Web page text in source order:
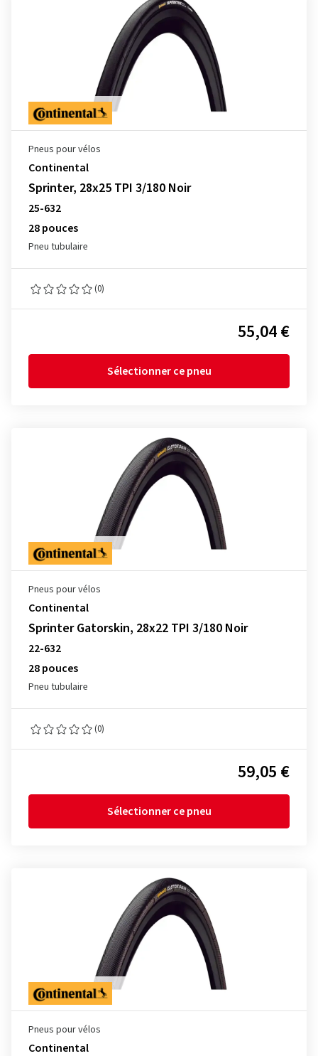
Pneus pour vélos
Continental
Sprinter, 28x25 TPI 3/180 Noir
25-632
28 pouces
Pneu tubulaire
(0)
55,04 €
Sélectionner ce pneu
Pneus pour vélos
Continental
Sprinter Gatorskin, 28x22 TPI 3/180 Noir
22-632
28 pouces
Pneu tubulaire
(0)
59,05 €
Sélectionner ce pneu
Pneus pour vélos
Continental